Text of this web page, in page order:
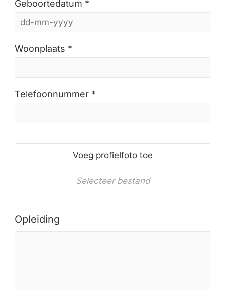
Geboortedatum *
Woonplaats *
Telefoonnummer *
Selecteer bestand
Voeg profielfoto toe
Opleiding